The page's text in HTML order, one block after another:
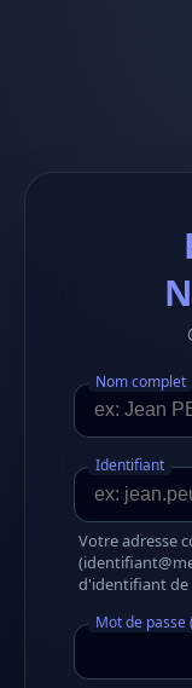
Nom complet
Identifiant
Votre adresse
d'identifiant de
Mot de